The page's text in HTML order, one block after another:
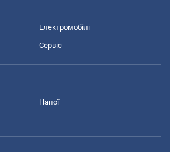
Електромобілі
Сервіс
Напої